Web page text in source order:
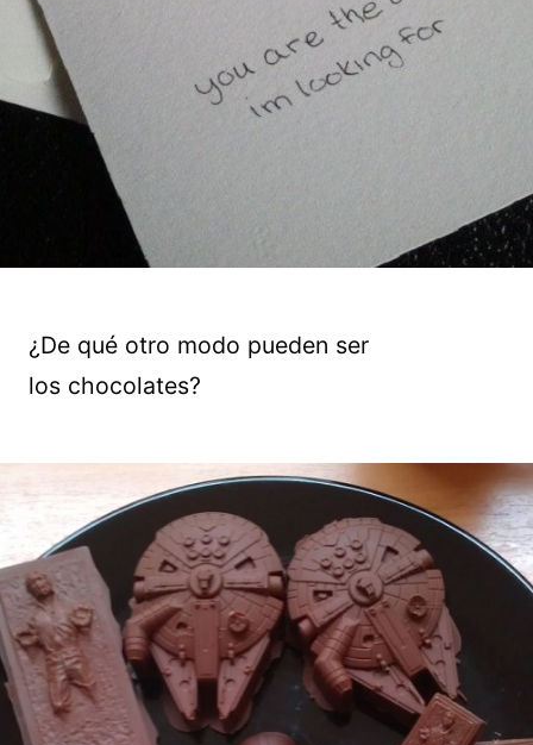
¿De qué otro modo pueden ser
los chocolates?